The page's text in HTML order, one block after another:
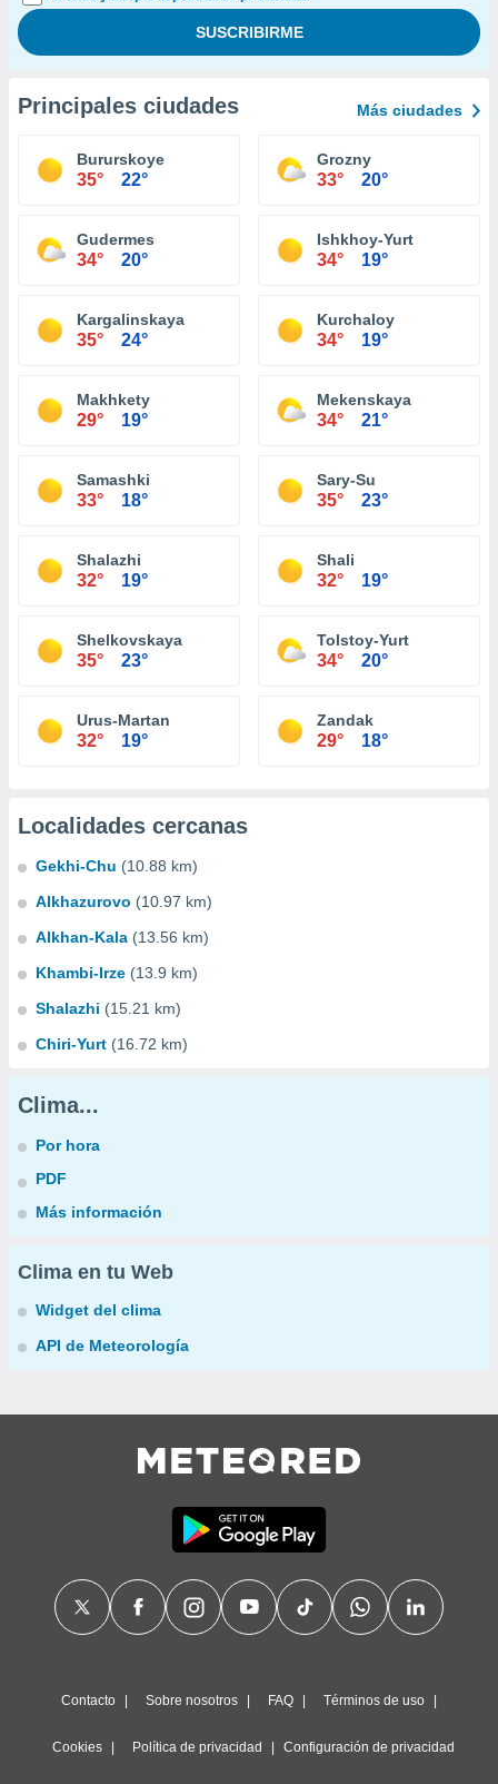
Principales ciudades Más ciudades
Bururskoye
35° 22°
Grozny
33° 20°
Gudermes
34° 20°
Ishkhoy-Yurt
34° 19°
Kargalinskaya
35° 24°
Kurchaloy
34° 19°
Makhkety
29° 19°
Mekenskaya
34° 21°
Samashki
33° 18°
Sary-Su
35° 23°
Shalazhi
32° 19°
Shali
32° 19°
Shelkovskaya
35° 23°
Tolstoy-Yurt
34° 20°
Urus-Martan
32° 19°
Zandak
29° 18°
Localidades cercanas
Gekhi-Chu (10.88 km)
Alkhazurovo (10.97 km)
Alkhan-Kala (13.56 km)
Khambi-Irze (13.9 km)
Shalazhi (15.21 km)
Chiri-Yurt (16.72 km)
Clima...
Por hora
PDF
Más información
Clima en tu Web
Widget del clima
API de Meteorología
Contacto Sobre nosotros FAQ Términos de uso
Cookies Política de privacidad Configuración de privacidad